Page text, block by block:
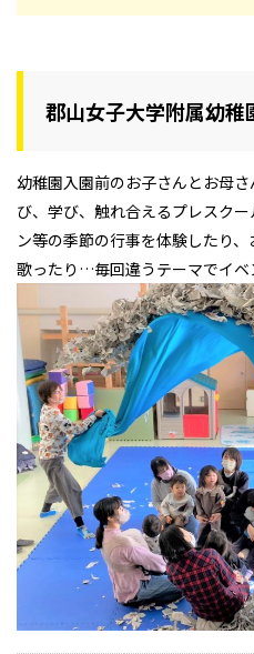
郡山女子大学附属幼稚
幼稚園入園前のお子さんとお母
び、学び、触れ合えるプレスク
ン等の季節の行事を体験したり
歌ったり…毎回違うテーマでイベ